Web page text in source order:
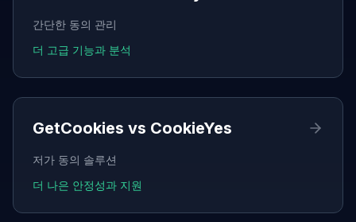
간단한 동의 관리
더 고급 기능과 분석
GetCookies vs CookieYes
저가 동의 솔루션
더 나은 안정성과 지원